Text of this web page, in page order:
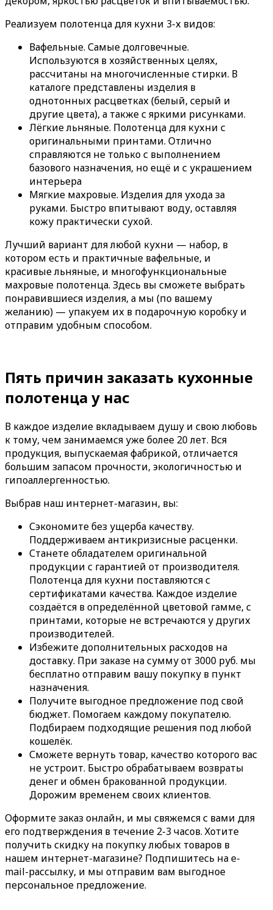
Реализуем полотенца для кухни 3-х видов:
Вафельные. Самые долговечные.
Используются в хозяйственных целях,
рассчитаны на многочисленные стирки. В
каталоге представлены изделия в
однотонных расцветках (белый, серый и
другие цвета), а также с яркими рисунками.
Лёгкие льняные. Полотенца для кухни с
оригинальными принтами. Отлично
справляются не только с выполнением
базового назначения, но ещё и с украшением
интерьера
Мягкие махровые. Изделия для ухода за
руками. Быстро впитывают воду, оставляя
кожу практически сухой.
Лучший вариант для любой кухни — набор, в
котором есть и практичные вафельные, и
красивые льняные, и многофункциональные
махровые полотенца. Здесь вы сможете выбрать
понравившиеся изделия, а мы (по вашему
желанию) — упакуем их в подарочную коробку и
отправим удобным способом.
Пять причин заказать кухонные
полотенца у нас
В каждое изделие вкладываем душу и свою любовь
к тому, чем занимаемся уже более 20 лет. Вся
продукция, выпускаемая фабрикой, отличается
большим запасом прочности, экологичностью и
гипоаллергенностью.
Выбрав наш интернет-магазин, вы:
Сэкономите без ущерба качеству.
Поддерживаем антикризисные расценки.
Станете обладателем оригинальной
продукции с гарантией от производителя.
Полотенца для кухни поставляются с
сертификатами качества. Каждое изделие
создаётся в определённой цветовой гамме, с
принтами, которые не встречаются у других
производителей.
Избежите дополнительных расходов на
доставку. При заказе на сумму от 3000 руб. мы
бесплатно отправим вашу покупку в пункт
назначения.
Получите выгодное предложение под свой
бюджет. Помогаем каждому покупателю.
Подбираем подходящие решения под любой
кошелёк.
Сможете вернуть товар, качество которого вас
не устроит. Быстро обрабатываем возвраты
денег и обмен бракованной продукции.
Дорожим временем своих клиентов.
Оформите заказ онлайн, и мы свяжемся с вами для
его подтверждения в течение 2-3 часов. Хотите
получить скидку на покупку любых товаров в
нашем интернет-магазине? Подпишитесь на e-
mail-рассылку, и мы отправим вам выгодное
персональное предложение.